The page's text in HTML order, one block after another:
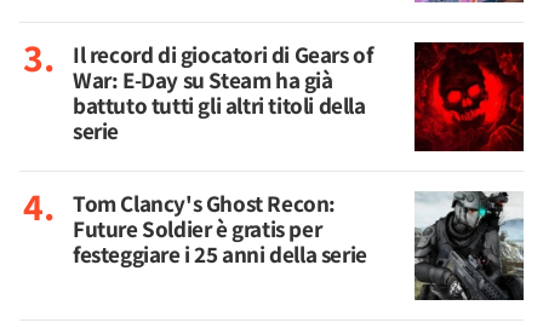
Il record di giocatori di Gears of
War: E-Day su Steam ha già
battuto tutti gli altri titoli della
serie
Tom Clancy's Ghost Recon:
Future Soldier è gratis per
festeggiare i 25 anni della serie